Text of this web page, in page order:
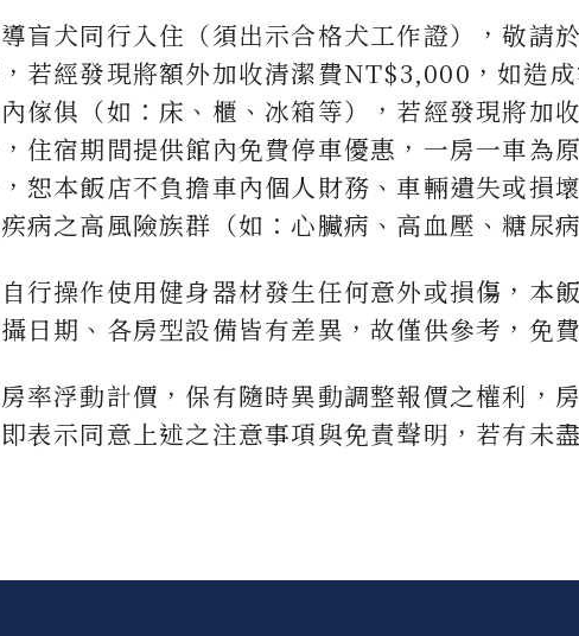
盲犬同行入住（須出示合格犬工作證），敬請
若經發現將額外加收清潔費NT$3,000，如造
傢俱（如：床、櫃、冰箱等），若經發現將加
住宿期間提供館內免費停車優惠，一房一車為
恕本飯店不負擔車內個人財務、車輛遺失或損
病之高風險族群（如：心臟病、高血壓、糖尿
行操作使用健身器材發生任何意外或損傷，本
日期、各房型設備皆有差異，故僅供參考，免
率浮動計價，保有隨時異動調整報價之權利，
表示同意上述之注意事項與免責聲明，若有未